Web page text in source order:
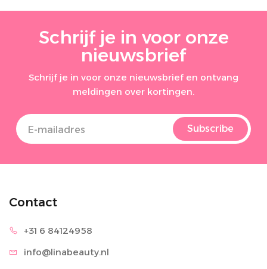
Schrijf je in voor onze
nieuwsbrief
Schrijf je in voor onze nieuwsbrief en ontvang
meldingen over kortingen.
Subscribe
Contact
+31 6 84124958
info@linabeauty.nl